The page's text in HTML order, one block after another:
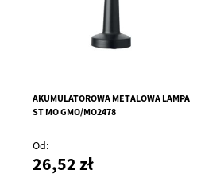
AKUMULATOROWA METALOWA LAMPA
ST MO GMO/MO2478
Od
26,52 zł